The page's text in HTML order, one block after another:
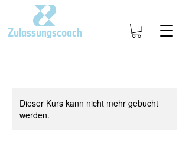
Zulassungscoach
Dieser Kurs kann nicht mehr gebucht
werden.